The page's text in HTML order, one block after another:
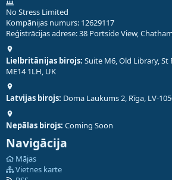
No Stress Limited
Kompānijas numurs: 12629117
Reģistrācijas adrese: 38 Portside View,
Lielbritānijas birojs: Suite M6, Old Library,
ME14 1LH, UK
Latvijas birojs: Doma Laukums 2, Rīga, LV-
Nepālas birojs: Coming Soon
Navigācija
Mājas
Vietnes karte